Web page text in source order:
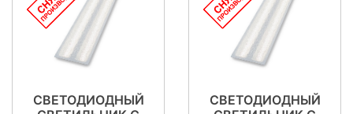
СВЕТОДИОДНЫЙ
СВЕТОДИОДНЫЙ